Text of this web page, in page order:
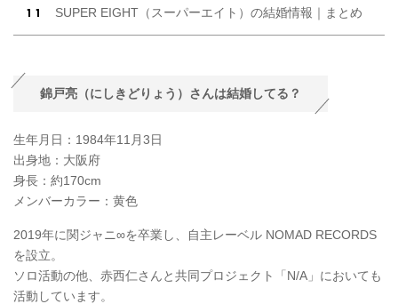
SUPER EIGHT（スーパーエイト）の結婚情報｜まとめ
錦戸亮（にしきどりょう）さんは結婚してる？
生年月日：1984年11月3日
出身地：大阪府
身長：約170cm
メンバーカラー：黄色
2019年に関ジャニ∞を卒業し、自主レーベル NOMAD RECORDS
を設立。
ソロ活動の他、赤西仁さんと共同プロジェクト「N/A」においても
活動しています。